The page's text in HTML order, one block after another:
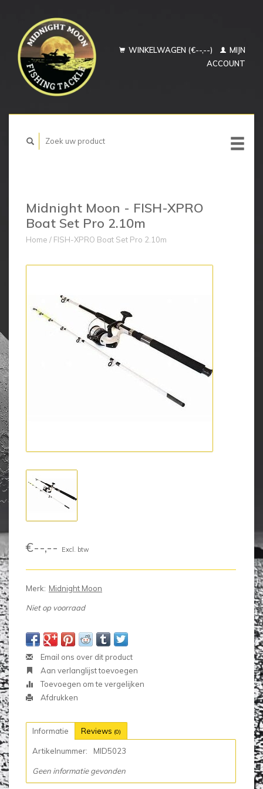
WINKELWAGEN (€--,--)
MIJN
ACCOUNT
Midnight Moon - FISH-XPRO
Boat Set Pro 2.10m
Home / FISH-XPRO Boat Set Pro 2.10m
€--,-- Excl. btw
Merk: Midnight Moon
Niet op voorraad
Email ons over dit product
Aan verlanglijst toevoegen
Toevoegen om te vergelijken
Afdrukken
Informatie Reviews (0)
Artikelnummer: MID5023
Geen informatie gevonden